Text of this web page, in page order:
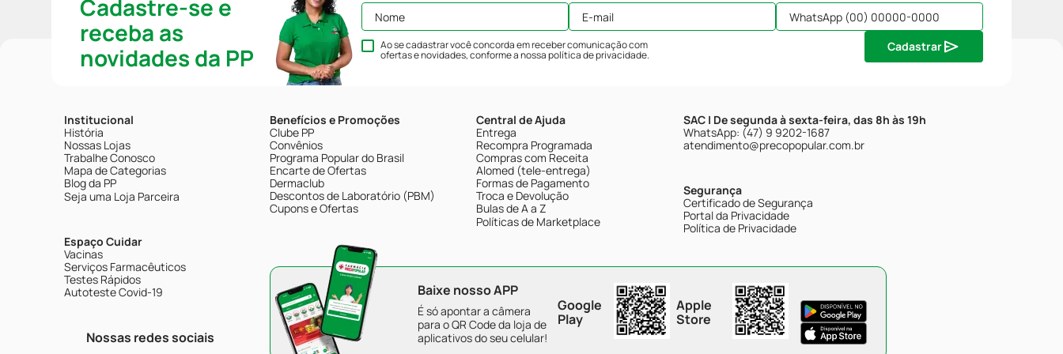
Cadastre-se e
receba as
novidades da PP
Ao se cadastrar você concorda em receber comunicação com
ofertas e novidades, conforme a nossapolítica de privacidade.
Cadastrar
Institucional
História
Nossas Lojas
Trabalhe Conosco
Mapa de Categorias
Blog da PP
Seja uma Loja Parceira
Espaço Cuidar
Vacinas
Serviços Farmacêuticos
Testes Rápidos
Autoteste Covid-19
Nossas redes sociais
Benefícios e Promoções
Clube PP
Convênios
Programa Popular do Brasil
Encarte de Ofertas
Dermaclub
Descontos de Laboratório (PBM)
Cupons e Ofertas
Central de Ajuda
Entrega
Recompra Programada
Compras com Receita
Alomed (tele-entrega)
Formas de Pagamento
Troca e Devolução
Bulas de A a Z
Políticas de Marketplace
SAC | De segunda à sexta-feira, das 8h às 19h
WhatsApp: (47) 9 9202-1687
atendimento@precopopular.com.br
Segurança
Certificado de Segurança
Portal da Privacidade
Política de Privacidade
Baixe nosso APP
É só apontar a câmera
para o QR Code da loja de
aplicativos do seu celular!
Google
Play
Apple
Store